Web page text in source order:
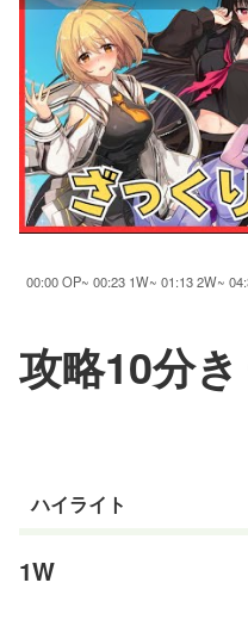
00:00 OP~ 00:23 1W~ 01:13 2W~
攻略10分
ハイライト
1W